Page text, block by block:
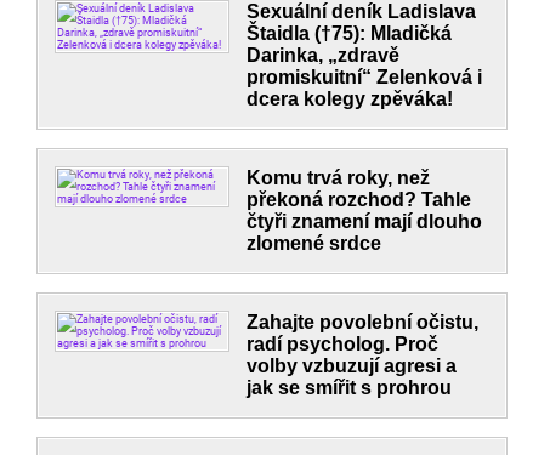
Sexuální deník Ladislava
Štaidla (†75): Mladičká
Darinka, „zdravě
promiskuitní“ Zelenková i
dcera kolegy zpěváka!
Komu trvá roky, než
překoná rozchod? Tahle
čtyři znamení mají dlouho
zlomené srdce
Zahajte povolební očistu,
radí psycholog. Proč
volby vzbuzují agresi a
jak se smířit s prohrou